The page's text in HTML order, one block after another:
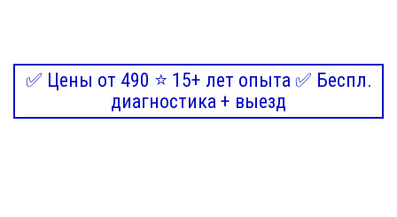
✅ Цены от 490 ⭐ 15+ лет опыта ✅ Беспл.
диагностика + выезд